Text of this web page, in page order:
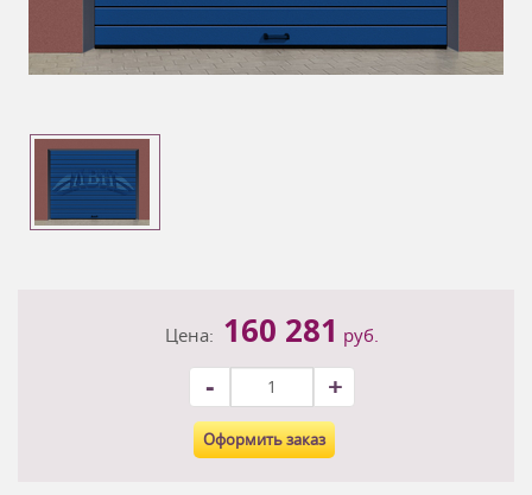
Цена: 160 281 руб.
- +
Оформить заказ